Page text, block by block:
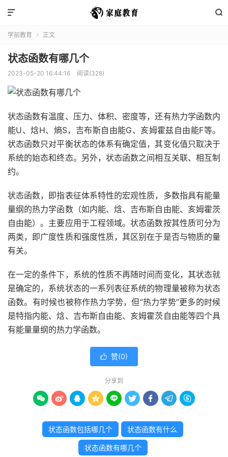


学前教育  正文
状态函数有哪几个
2023-05-20 16:44:16 阅读(328)
状态函数有温度、压力、体积、密度等，还有热力学函数内
能U、焓H、熵S，吉布斯自由能G、亥姆霍兹自由能F等。
状态函数只对平衡状态的体系有确定值，其变化值只取决于
系统的始态和终态。另外，状态函数之间相互关联、相互制
约。
状态函数，即指表征体系特性的宏观性质，多数指具有能量
量纲的热力学函数（如内能、焓、吉布斯自由能、亥姆霍茨
自由能）。主要应用于工程领域。状态函数按其性质可分为
两类，即广度性质和强度性质，其区别在于是否与物质的量
有关。
在一定的条件下，系统的性质不再随时间而变化，其状态就
是确定的，系统状态的一系列表征系统的物理量被称为状态
函数。有时候也被称作热力学势，但“热力学势”更多的时候
是特指内能、焓、吉布斯自由能、亥姆霍茨自由能等四个具
有能量量纲的热力学函数。
 赞(0)
分享到
        
状态函数包括哪几个 状态函数有什么
状态函数有哪几个